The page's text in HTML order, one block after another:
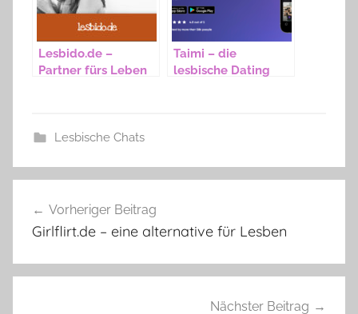
Lesbido.de –
Partner fürs Leben
Taimi – die
lesbische Dating
Lesbische Chats
Vorheriger Beitrag
Girlflirt.de – eine alternative für Lesben
Nächster Beitrag